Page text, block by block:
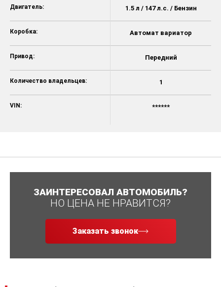
Двигатель:
Коробка:
Привод:
Количество владельцев:
VIN:
1.5 л / 147 л.с. / Бензин
Автомат вариатор
Передний
1
******
ЗАИНТЕРЕСОВАЛ АВТОМОБИЛЬ?
НО ЦЕНА НЕ НРАВИТСЯ?
Заказать звонок